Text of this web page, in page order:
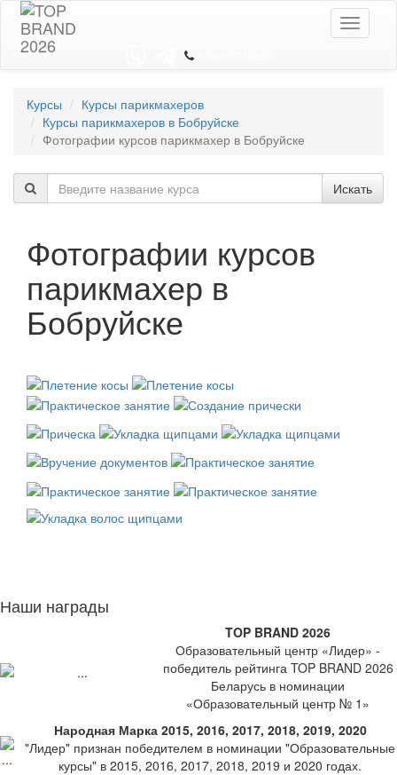
Toggle
Курсы
Курсы парикмахеров
Курсы парикмахеров в Бобруйске
Фотографии курсов парикмахер в Бобруйске
Искать
Фотографии курсов
парикмахер в
Бобруйске
Наши награды
TOP BRAND 2026
Образовательный центр «Лидер» -
победитель рейтинга TOP BRAND 2026
Беларусь в номинации
«Образовательный центр № 1»
Народная Марка 2015, 2016, 2017, 2018, 2019, 2020
"Лидер" признан победителем в номинации "Образовательные
курсы" в 2015, 2016, 2017, 2018, 2019 и 2020 годах.